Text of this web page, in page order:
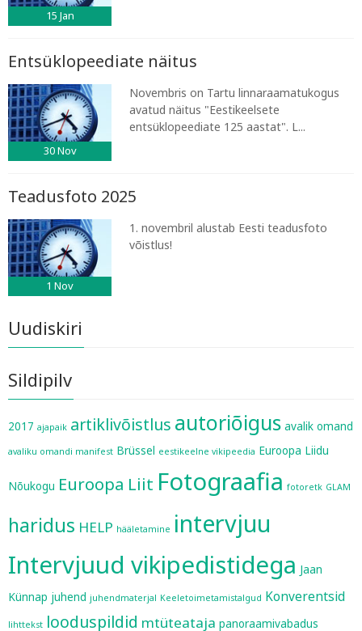
15 Jan
Entsüklopeediate näitus
30Nov
Novembris on Tartu linnaraamatukogus
avatud näitus "Eestikeelsete
entsüklopeediate 125 aastat". L...
Teadusfoto 2025
1 Nov
1. novembril alustab Eesti teadusfoto
võistlus!
Uudiskiri
Sildipilv
2017 ajapaik artiklivõistlus autoriõigus avalik omand
avaliku omandi manifest Brüssel eestikeelne vikipeedia Euroopa Liidu
Nõukogu Euroopa Liit Fotograafia fotoretk GLAM
haridus HELP hääletamine intervjuu
Intervjuud vikipedistidega Jaan
Künnap juhend juhendmaterjal Keeletoimetamistalgud Konverentsid
lihttekst looduspildid mtüteataja panoraamivabadus